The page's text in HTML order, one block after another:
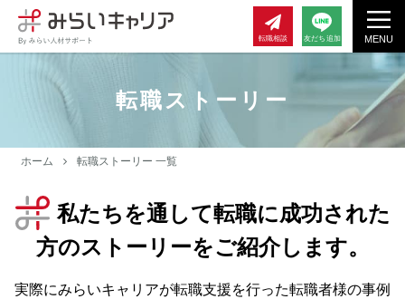
MENU
転職相談 友だち追加
転職ストーリー
ホーム 転職ストーリー 一覧
私たちを通して転職に成功された
方のストーリーをご紹介します。
実際にみらいキャリアが転職支援を行った転職者様の事例